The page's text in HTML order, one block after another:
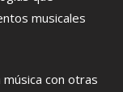
musicales
con otras